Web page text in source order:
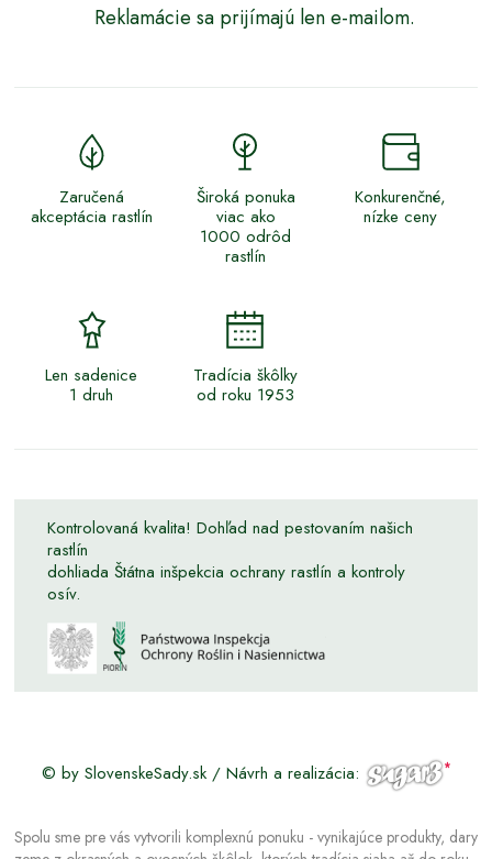
Reklamácie sa prijímajú len e-mailom.
Zaručená
akceptácia rastlín
Široká ponuka
viac ako
1000 odrôd
rastlín
Konkurenčné,
nízke ceny
Len sadenice
1 druh
Tradícia škôlky
od roku 1953
Kontrolovaná kvalita! Dohľad nad pestovaním našich
rastlín
dohliada Štátna inšpekcia ochrany rastlín a kontroly
osív.
© by SlovenskeSady.sk / Návrh a realizácia:
Spolu sme pre vás vytvorili komplexnú ponuku - vynikajúce produkty, dary